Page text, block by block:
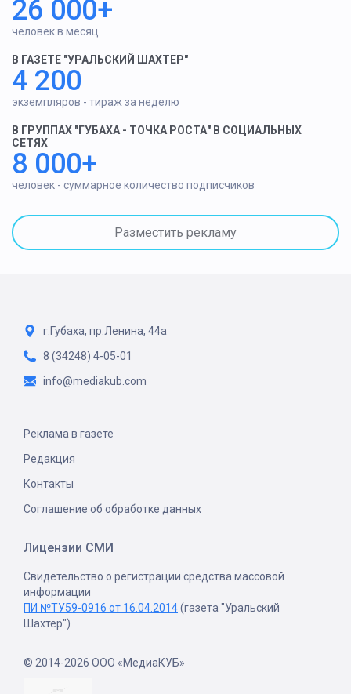
26 000+
человек в месяц
В ГАЗЕТЕ "УРАЛЬСКИЙ ШАХТЕР"
4 200
экземпляров - тираж за неделю
В ГРУППАХ "ГУБАХА - ТОЧКА РОСТА" В СОЦИАЛЬНЫХ
СЕТЯХ
8 000+
человек - суммарное количество подписчиков
Разместить рекламу
г.Губаха, пр.Ленина, 44а
8 (34248) 4-05-01
info@mediakub.com
Реклама в газете
Редакция
Контакты
Соглашение об обработке данных
Лицензии СМИ
Свидетельство о регистрации средства массовой
информации
ПИ №ТУ59-0916 от 16.04.2014(газета "Уральский
Шахтер")
© 2014-2026 ООО «МедиаКУБ»